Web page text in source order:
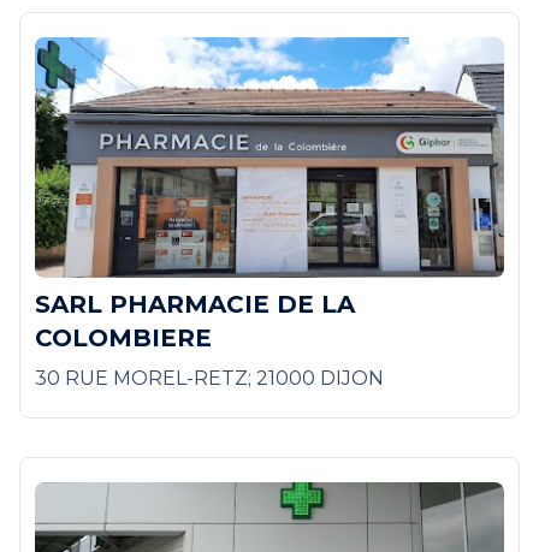
SARL PHARMACIE DE LA
COLOMBIERE
30 RUE MOREL-RETZ; 21000 DIJON